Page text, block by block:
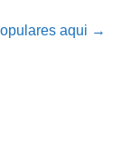
aqui →